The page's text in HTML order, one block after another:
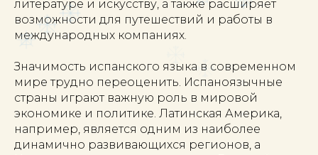
литературе и искусству, а также расширяет
возможности для путешествий и работы в
международных компаниях.
Значимость испанского языка в современном
мире трудно переоценить. Испаноязычные
страны играют важную роль в мировой
экономике и политике. Латинская Америка,
например, является одним из наиболее
динамично развивающихся регионов, а